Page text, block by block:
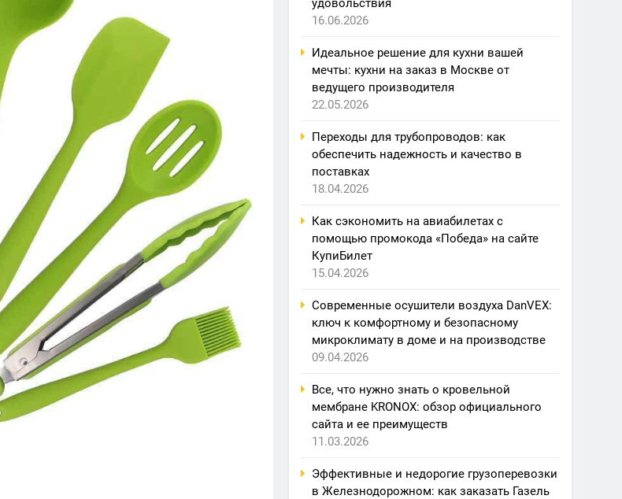
удовольствия
16.06.2026
Идеальное решение для кухни вашей
мечты: кухни на заказ в Москве от
ведущего производителя
22.05.2026
Переходы для трубопроводов: как
обеспечить надежность и качество в
поставках
18.04.2026
Как сэкономить на авиабилетах с
помощью промокода «Победа» на сайте
КупиБилет
15.04.2026
Современные осушители воздуха DanVEX:
ключ к комфортному и безопасному
микроклимату в доме и на производстве
09.04.2026
Все, что нужно знать о кровельной
мембране KRONOX: обзор официального
сайта и ее преимуществ
11.03.2026
Эффективные и недорогие грузоперевозки
в Железнодорожном: как заказать Газель